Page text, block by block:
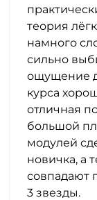
теория
намного
сильно
ощущение
курса
отличная
большой
модулей
новичка, а
совпадают
3 звезды.